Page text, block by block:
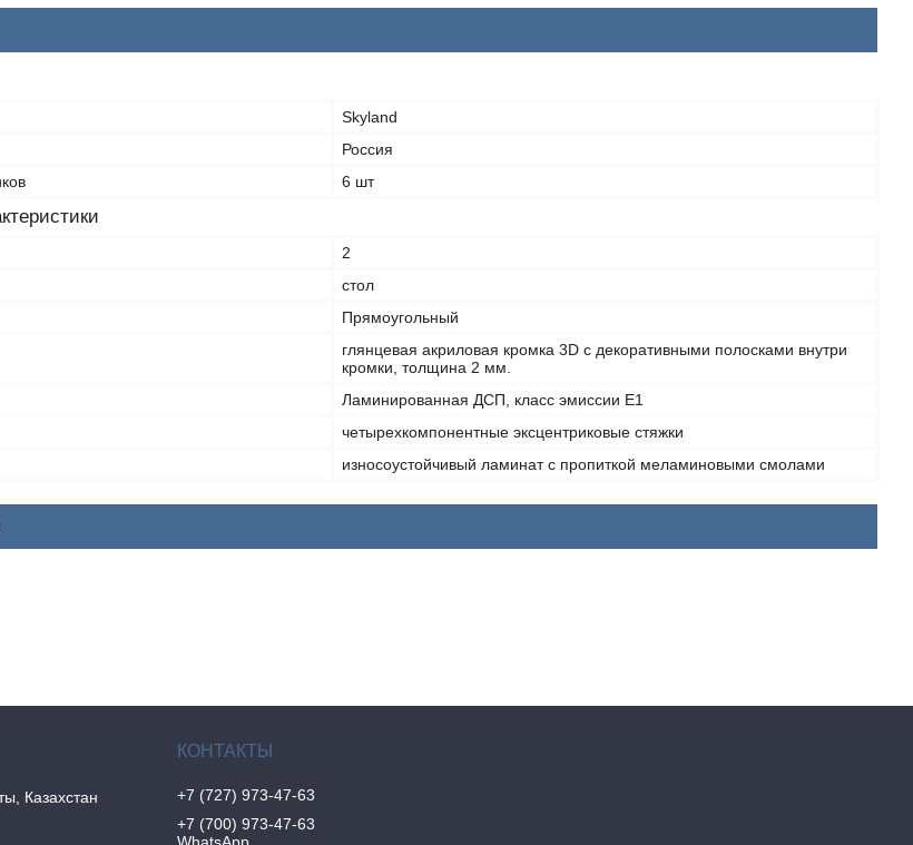
Skyland
Россия
6 шт
2
стол
Прямоугольный
глянцевая акриловая кромка 3D с декоративными полосками внутри
кромки, толщина 2 мм.
Ламинированная ДСП, класс эмиссии Е1
четырехкомпонентные эксцентриковые стяжки
износоустойчивый ламинат с пропиткой меламиновыми смолами
Казахстан
+7 (727) 973-47-63
+7 (700) 973-47-63
WhatsApp